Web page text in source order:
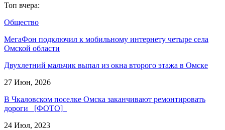
Топ вчера:
Общество
МегаФон подключил к мобильному интернету четыре села
Омской области
Двухлетний мальчик выпал из окна второго этажа в Омске
27 Июн, 2026
В Чкаловском поселке Омска заканчивают ремонтировать
дороги [ФОТО]
24 Июл, 2023